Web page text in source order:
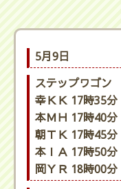
5月9日
ステップワゴン
幸ＫＫ 17時35分
本ＭＨ 17時40分
朝ＴＫ 17時45分
本ＩＡ 17時50分
岡ＹＲ 18時00分